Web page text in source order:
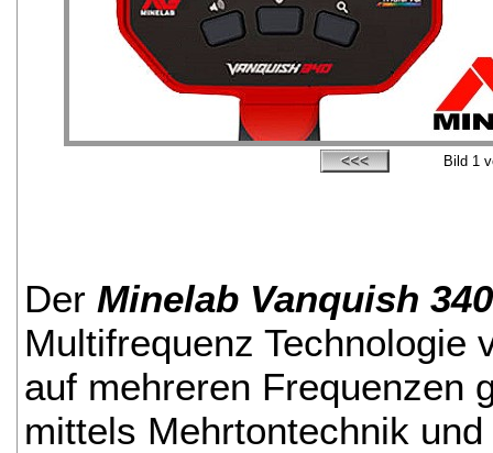
Bild 1
Der Minelab Vanquish 340
Multifrequenz Technologie
auf mehreren Frequenzen
mittels Mehrtontechnik